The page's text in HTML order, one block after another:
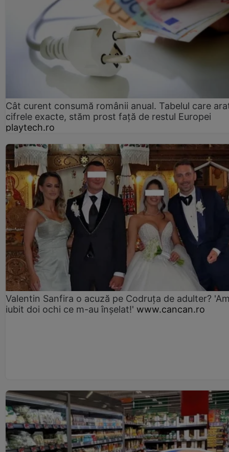
Cât curent consumă românii anual. Tabelul care
cifrele exacte, stăm prost faţă de restul Europei
playtech.ro
Valentin Sanfira o acuză pe Codruța de adulter?
iubit doi ochi ce m-au înșelat!' www.cancan.ro